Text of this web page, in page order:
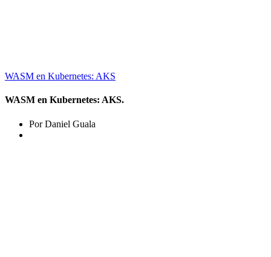
WASM en Kubernetes: AKS
WASM en Kubernetes: AKS.
Por Daniel Guala